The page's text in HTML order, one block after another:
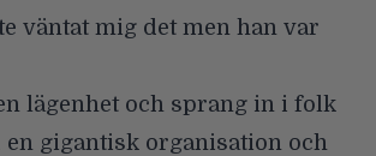
väntat mig det men han var
lägenhet och sprang in i folk
gigantisk organisation och